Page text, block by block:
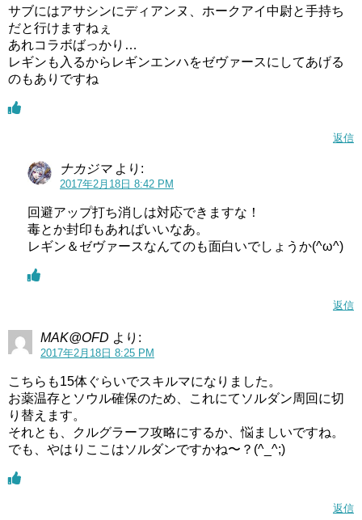
サブにはアサシンにディアンヌ、ホークアイ中尉と手持ち
だと行けますねぇ
あれコラボばっかり…
レギンも入るからレギンエンハをゼヴァースにしてあげる
のもありですね
返信
ナカジマ より:
2017年2月18日 8:42 PM
回避アップ打ち消しは対応できますな！
毒とか封印もあればいいなあ。
レギン＆ゼヴァースなんてのも面白いでしょうか(^ω^)
返信
MAK@OFD より:
2017年2月18日 8:25 PM
こちらも15体ぐらいでスキルマになりました。
お薬温存とソウル確保のため、これにてソルダン周回に切
り替えます。
それとも、クルグラーフ攻略にするか、悩ましいですね。
でも、やはりここはソルダンですかね〜？(^_^;)
返信